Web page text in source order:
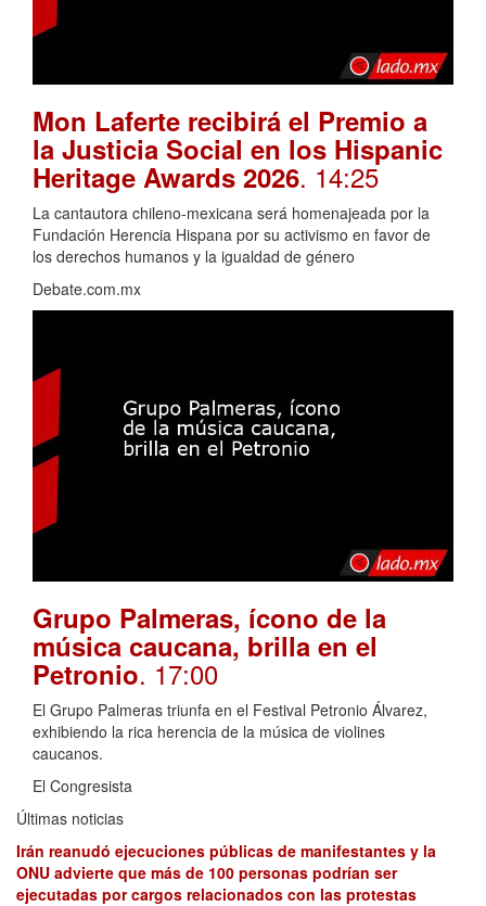
Mon Laferte recibirá el Premio a
la Justicia Social en los Hispanic
Heritage Awards 2026. 14:25
La cantautora chileno-mexicana será homenajeada por la
Fundación Herencia Hispana por su activismo en favor de
los derechos humanos y la igualdad de género
Debate.com.mx
Grupo Palmeras, ícono de la
música caucana, brilla en el
Petronio. 17:00
El Grupo Palmeras triunfa en el Festival Petronio Álvarez,
exhibiendo la rica herencia de la música de violines
caucanos.
El Congresista
Últimas noticias
Irán reanudó ejecuciones públicas de manifestantes y la
ONU advierte que más de 100 personas podrían ser
ejecutadas por cargos relacionados con las protestas